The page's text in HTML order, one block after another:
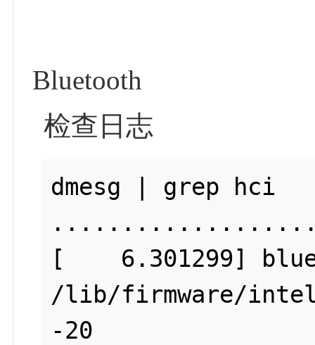
Bluetooth
检查日志
dmesg | grep hci
[    6.301299]
/lib/firmware/
-20